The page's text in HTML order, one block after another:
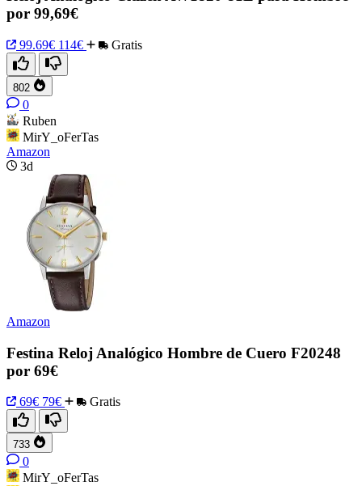
por 99,69€
99.69€ 114€ Gratis
802
0
Ruben
MirY_oFerTas
Amazon
3d
Amazon
Festina Reloj Analógico Hombre de Cuero F20248
por 69€
69€ 79€ Gratis
733
0
MirY_oFerTas